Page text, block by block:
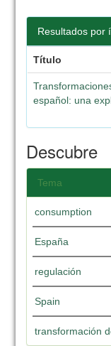
Resultados por
Título
español: una
Descubre
Tema
consumption
España
regulación
Spain
transformación